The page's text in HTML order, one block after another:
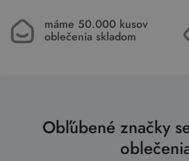
máme 50.000 kusov
oblečenia skladom
Obľúbené značky